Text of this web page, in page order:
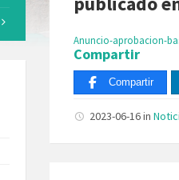
Anuncio-aprobacion-
Compartir
Compartir
2023-06-16in